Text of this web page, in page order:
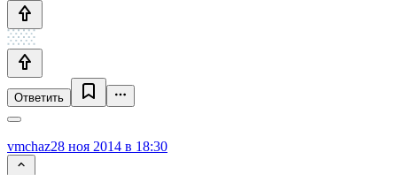
Ответить
vmchaz28 ноя 2014 в 18:30